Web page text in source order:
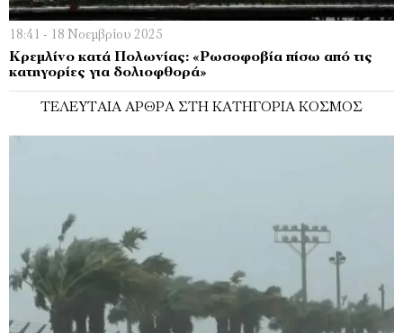
18:41 - 18 Νοεμβρίου 2025
Κρεμλίνο κατά Πολωνίας: «Ρωσοφοβία πίσω από τις
κατηγορίες για δολιοφθορά»
ΤΕΛΕΥΤΑΊΑ ΆΡΘΡΑ ΣΤΗ ΚΑΤΗΓΟΡΊΑ ΚΌΣΜΟΣ